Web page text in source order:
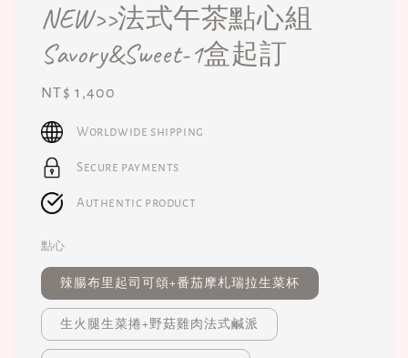
NEW>>法式午茶點心組
Savory&Sweet-1盒起訂
Regular
price
NT$ 1,400
Worldwide shipping
Secure payments
Authentic product
點心
辣腸布里起司可頌+番茄摩札瑞拉生菜杯
生火腿生菜捲+野菇雞肉法式鹹派